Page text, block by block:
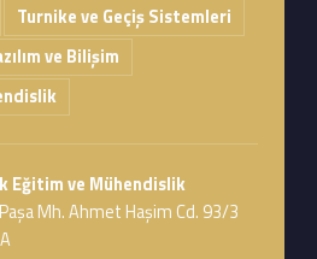
Turnike ve Geçiş Sistemleri
ve Bilişim
Eğitim ve Mühendislik
Mh. Ahmet Haşim Cd. 93/3